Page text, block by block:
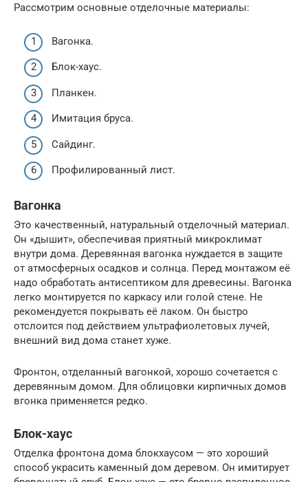
Рассмотрим основные отделочные материалы:
Вагонка.
Блок-хаус.
Планкен.
Имитация бруса.
Сайдинг.
Профилированный лист.
Вагонка
Это качественный, натуральный отделочный материал.
Он «дышит», обеспечивая приятный микроклимат
внутри дома. Деревянная вагонка нуждается в защите
от атмосферных осадков и солнца. Перед монтажом её
надо обработать антисептиком для древесины. Вагонка
легко монтируется по каркасу или голой стене. Не
рекомендуется покрывать её лаком. Он быстро
отслоится под действием ультрафиолетовых лучей,
внешний вид дома станет хуже.
Фронтон, отделанный вагонкой, хорошо сочетается с
деревянным домом. Для облицовки кирпичных домов
вгонка применяется редко.
Блок-хаус
Отделка фронтона дома блокхаусом — это хороший
способ украсить каменный дом деревом. Он имитирует